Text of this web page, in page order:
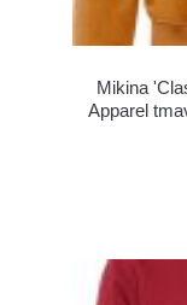
Mikina
Apparel